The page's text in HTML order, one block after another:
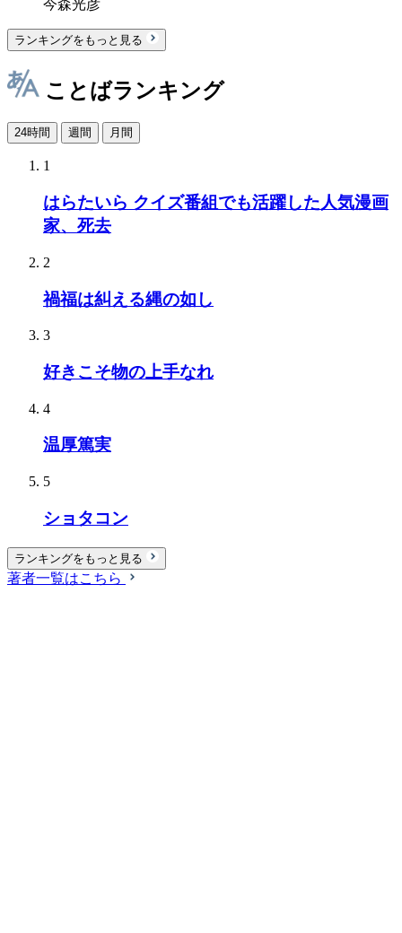
今森光彦
ランキングをもっと見る
ことばランキング
24時間 週間 月間
1
はらたいら クイズ番組でも活躍した人気漫画
家、死去
2
禍福は糾える縄の如し
3
好きこそ物の上手なれ
4
温厚篤実
5
ショタコン
ランキングをもっと見る
著者一覧はこちら